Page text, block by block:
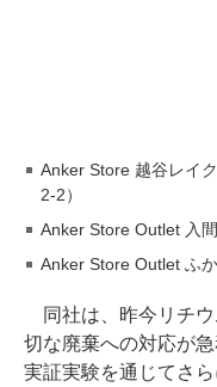
Anker Store 越谷レイ
2-2）
Anker Store Outlet 入
Anker Store Outlet ふ
同社は、昨今リチウ
切な廃棄への対応が
実証実験を通じてさ